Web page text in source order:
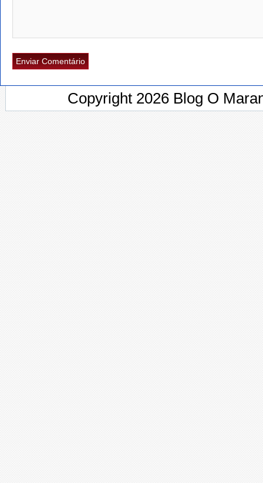
Copyright 2026 Blog O